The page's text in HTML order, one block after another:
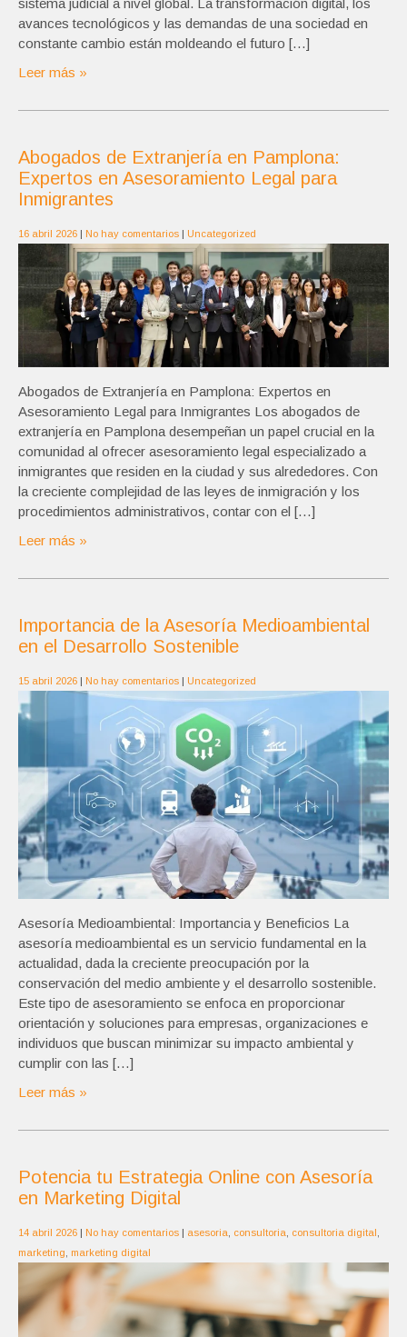
sistema judicial a nivel global. La transformación digital, los
avances tecnológicos y las demandas de una sociedad en
constante cambio están moldeando el futuro […]
Leer más »
Abogados de Extranjería en Pamplona:
Expertos en Asesoramiento Legal para
Inmigrantes
16 abril 2026 | No hay comentarios | Uncategorized
Abogados de Extranjería en Pamplona: Expertos en
Asesoramiento Legal para Inmigrantes Los abogados de
extranjería en Pamplona desempeñan un papel crucial en la
comunidad al ofrecer asesoramiento legal especializado a
inmigrantes que residen en la ciudad y sus alrededores. Con
la creciente complejidad de las leyes de inmigración y los
procedimientos administrativos, contar con el […]
Leer más »
Importancia de la Asesoría Medioambiental
en el Desarrollo Sostenible
15 abril 2026 | No hay comentarios | Uncategorized
Asesoría Medioambiental: Importancia y Beneficios La
asesoría medioambiental es un servicio fundamental en la
actualidad, dada la creciente preocupación por la
conservación del medio ambiente y el desarrollo sostenible.
Este tipo de asesoramiento se enfoca en proporcionar
orientación y soluciones para empresas, organizaciones e
individuos que buscan minimizar su impacto ambiental y
cumplir con las […]
Leer más »
Potencia tu Estrategia Online con Asesoría
en Marketing Digital
14 abril 2026 No hay comentarios asesoria consultoria consultoria digital
marketing
marketing digital